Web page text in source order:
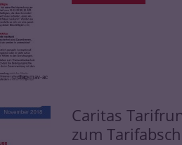
© diag-mav-ac
Caritas
zum